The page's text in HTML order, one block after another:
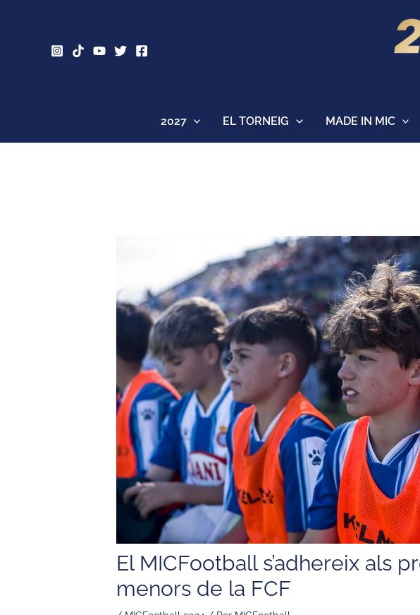
2027 EL TORNEIG MADE IN MIC
El MICFootball s’adhereix als
menors de la FCF